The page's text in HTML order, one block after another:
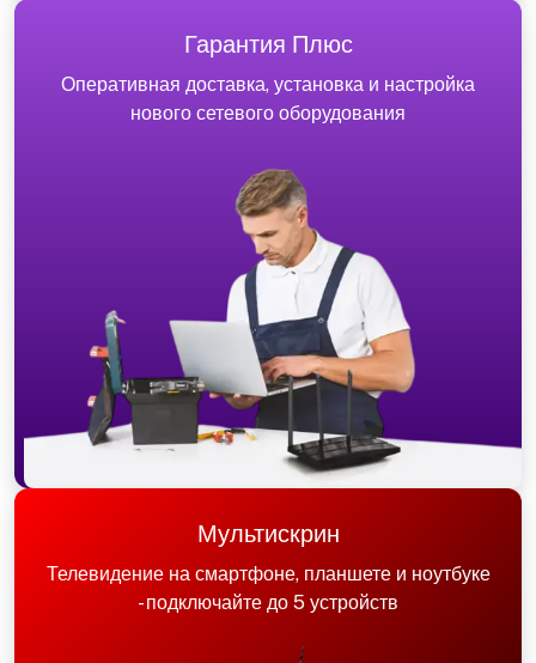
Гарантия Плюс
Оперативная доставка, установка и настройка
нового сетевого оборудования
Мультискрин
Телевидение на смартфоне, планшете и ноутбуке
- подключайте до 5 устройств